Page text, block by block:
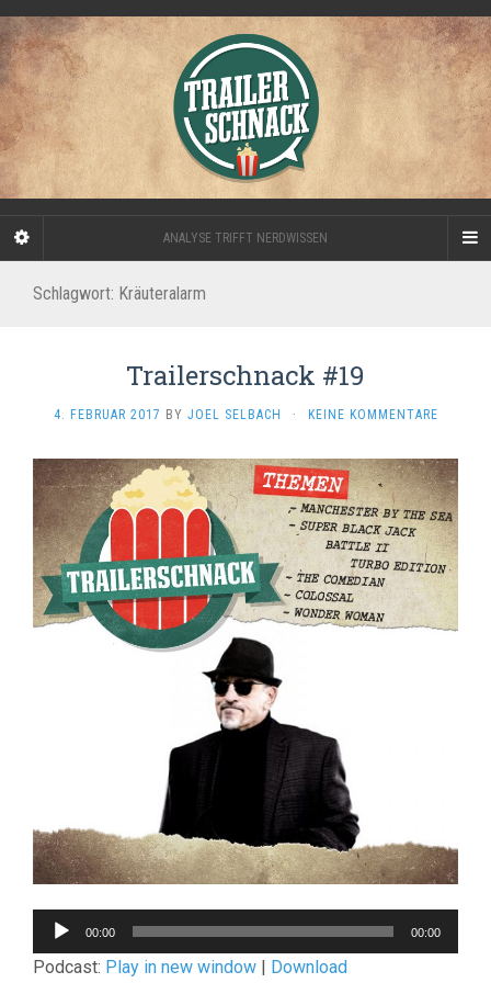
ANALYSE TRIFFT NERDWISSEN
Schlagwort: Kräuteralarm
Trailerschnack #19
4. FEBRUAR 2017 BY JOEL SELBACH · KEINE KOMMENTARE
Audio-
Player
00:00 00:00
Podcast: Play in new window | Download